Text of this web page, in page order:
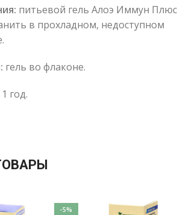
питьевой гель Алоэ Иммун Плюс
в прохладном, недоступном
гель во флаконе.
1 год.
-5%